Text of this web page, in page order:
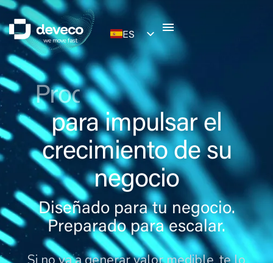
ES
EN
Productos
para impulsar el
crecimiento de su
negocio
Diseñado para tu negocio.
Preparado para escalar.